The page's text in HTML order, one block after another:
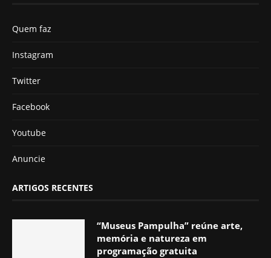
Quem faz
Instagram
Twitter
Facebook
Youtube
Anuncie
ARTIGOS RECENTES
“Museus Pampulha” reúne arte,
memória e natureza em
programação gratuita